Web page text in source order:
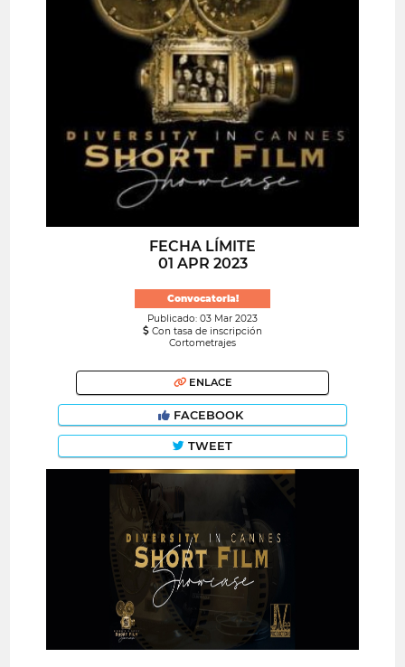
FECHA LÍMITE
01 APR 2023
Convocatoria!
Publicado: 03 Mar 2023
Con tasa de inscripción
Cortometrajes
ENLACE
FACEBOOK
TWEET